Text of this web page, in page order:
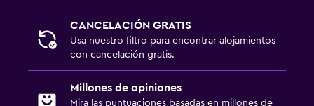
Camas extralargas (+2 m)
Enchufe cerca de la cama
Armario o clóset
Salud y seguridad
CANCELACIÓN GRATIS
Usa nuestro filtro para encontrar alojamientos
con cancelación gratis.
Millones de opiniones
Mira las puntuaciones basadas en millones de